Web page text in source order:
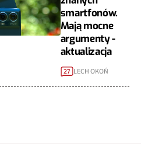
smartfonów.
Mają mocne
argumenty -
aktualizacja
27 LECH OKOŃ